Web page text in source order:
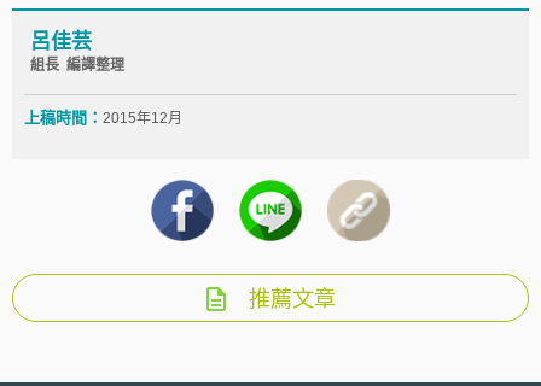
呂佳芸
組長 編譯整理
上稿時間： 2015年12月
推薦文章